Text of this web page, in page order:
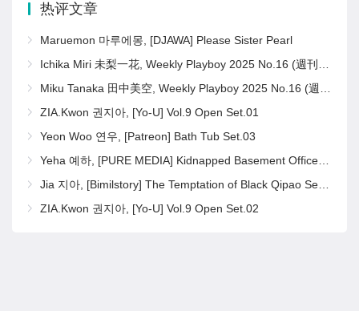
热评文章
Maruemon 마루에몽, [DJAWA] Please Sister Pearl
Ichika Miri 未梨一花, Weekly Playboy 2025 No.16 (週刊プレイボーイ 2025年16号)
Miku Tanaka 田中美空, Weekly Playboy 2025 No.16 (週刊プレイボーイ 2025年16号)
ZIA.Kwon 권지아, [Yo-U] Vol.9 Open Set.01
Yeon Woo 연우, [Patreon] Bath Tub Set.03
Yeha 예하, [PURE MEDIA] Kidnapped Basement Office Girl Set.02
Jia 지아, [Bimilstory] The Temptation of Black Qipao Set.02
ZIA.Kwon 권지아, [Yo-U] Vol.9 Open Set.02